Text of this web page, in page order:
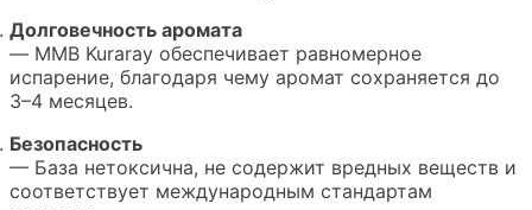
Долговечность аромата
— MMB Kuraray обеспечивает равномерное
испарение, благодаря чему аромат сохраняется до
3–4 месяцев.
Безопасность
— База нетоксична, не содержит вредных веществ и
соответствует международным стандартам